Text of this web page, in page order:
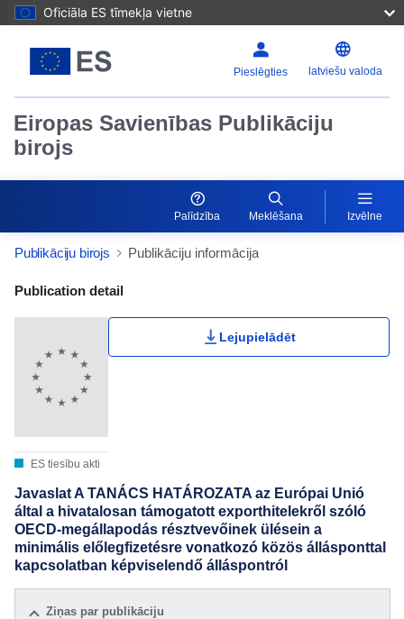
Oficiāla ES tīmekļa vietne
Pieslēgties latviešu valoda
Eiropas Savienības Publikāciju
birojs
Palīdzība Meklēšana Izvēlne
Publikāciju birojs Publikāciju informācija
Publication Detail Actions Portlet
Publication detail
ES tiesību akti
Lejupielādēt
Javaslat A TANÁCS HATÁROZATA az Európai Unió
által a hivatalosan támogatott exporthitelekről szóló
OECD-megállapodás résztvevőinek ülésein a
minimális előlegfizetésre vonatkozó közös állásponttal
kapcsolatban képviselendő álláspontról
Ziņas par publikāciju